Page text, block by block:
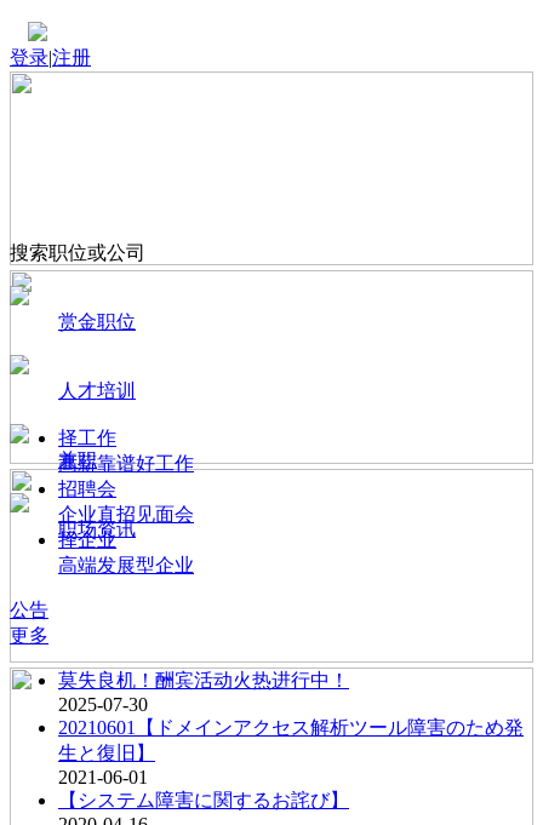
登录|注册
搜索职位或公司
赏金职位
人才培训
兼职
职场资讯
择工作
高薪靠谱好工作
招聘会
企业直招见面会
择企业
高端发展型企业
公告
更多
莫失良机！酬宾活动火热进行中！
2025-07-30
20210601【ドメインアクセス解析ツール障害のため発
生と復旧】
2021-06-01
【システム障害に関するお詫び】